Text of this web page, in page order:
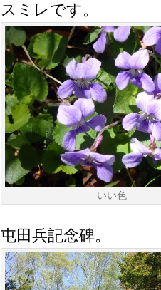
スミレです。
いい色
屯田兵記念碑。